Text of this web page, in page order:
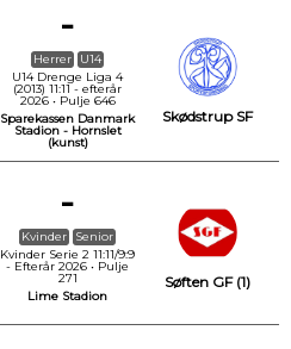
-
Herrer
U14
U14 Drenge Liga 4
(2013) 11:11 - efterår
2026 • Pulje 646
Sparekassen Danmark
Stadion - Hornslet
(kunst)
Skødstrup SF
-
Kvinder
Senior
Kvinder Serie 2 11:11/9:9
- Efterår 2026 • Pulje
271
Lime Stadion
Søften GF (1)